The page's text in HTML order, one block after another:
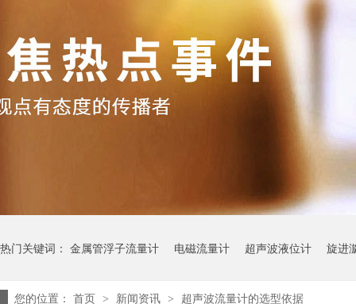
热门关键词： 金属管浮子流量计 电磁流量计 超声波液位计 旋进
您的位置： 首页 > 新闻资讯 > 超声波流量计的选型依据